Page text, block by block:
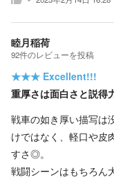
睦月稲荷
92件のレビューを投稿
★★★ Excellent!!!
重厚さは面白さと説得
戦車の如き厚い描写は
けではなく、軽口や皮
すさ◎。
戦闘シーンはもちろん